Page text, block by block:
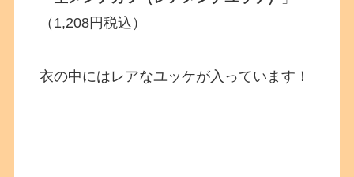
（1,208円税込）
衣の中にはレアなユッケが入っています！